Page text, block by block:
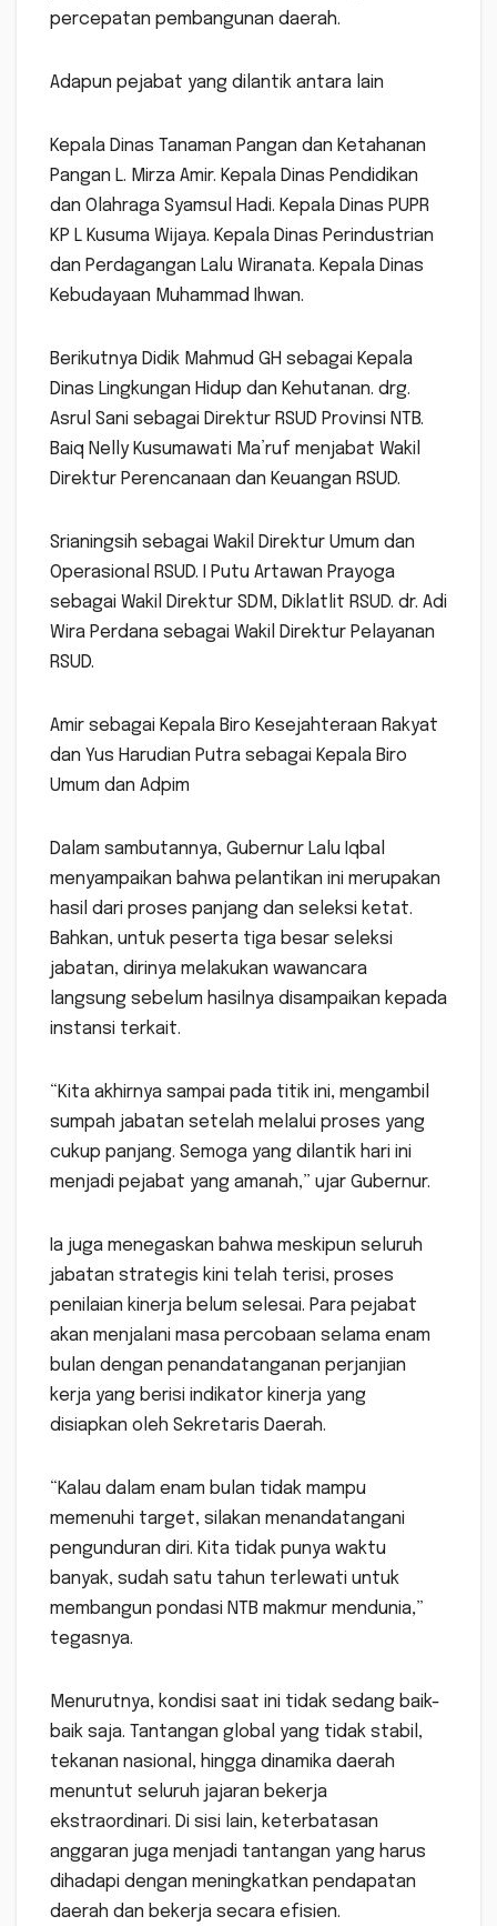
percepatan pembangunan daerah.
Adapun pejabat yang dilantik antara lain
Kepala Dinas Tanaman Pangan dan Ketahanan
Pangan L. Mirza Amir. Kepala Dinas Pendidikan
dan Olahraga Syamsul Hadi. Kepala Dinas PUPR
KP L Kusuma Wijaya. Kepala Dinas Perindustrian
dan Perdagangan Lalu Wiranata. Kepala Dinas
Kebudayaan Muhammad Ihwan.
Berikutnya Didik Mahmud GH sebagai Kepala
Dinas Lingkungan Hidup dan Kehutanan. drg.
Asrul Sani sebagai Direktur RSUD Provinsi NTB.
Baiq Nelly Kusumawati Ma’ruf menjabat Wakil
Direktur Perencanaan dan Keuangan RSUD.
Srianingsih sebagai Wakil Direktur Umum dan
Operasional RSUD. I Putu Artawan Prayoga
sebagai Wakil Direktur SDM, Diklatlit RSUD. dr. Adi
Wira Perdana sebagai Wakil Direktur Pelayanan
RSUD.
Amir sebagai Kepala Biro Kesejahteraan Rakyat
dan Yus Harudian Putra sebagai Kepala Biro
Umum dan Adpim
Dalam sambutannya, Gubernur Lalu Iqbal
menyampaikan bahwa pelantikan ini merupakan
hasil dari proses panjang dan seleksi ketat.
Bahkan, untuk peserta tiga besar seleksi
jabatan, dirinya melakukan wawancara
langsung sebelum hasilnya disampaikan kepada
instansi terkait.
“Kita akhirnya sampai pada titik ini, mengambil
sumpah jabatan setelah melalui proses yang
cukup panjang. Semoga yang dilantik hari ini
menjadi pejabat yang amanah,” ujar Gubernur.
Ia juga menegaskan bahwa meskipun seluruh
jabatan strategis kini telah terisi, proses
penilaian kinerja belum selesai. Para pejabat
akan menjalani masa percobaan selama enam
bulan dengan penandatanganan perjanjian
kerja yang berisi indikator kinerja yang
disiapkan oleh Sekretaris Daerah.
“Kalau dalam enam bulan tidak mampu
memenuhi target, silakan menandatangani
pengunduran diri. Kita tidak punya waktu
banyak, sudah satu tahun terlewati untuk
membangun pondasi NTB makmur mendunia,”
tegasnya.
Menurutnya, kondisi saat ini tidak sedang baik-
baik saja. Tantangan global yang tidak stabil,
tekanan nasional, hingga dinamika daerah
menuntut seluruh jajaran bekerja
ekstraordinari. Di sisi lain, keterbatasan
anggaran juga menjadi tantangan yang harus
dihadapi dengan meningkatkan pendapatan
daerah dan bekerja secara efisien.